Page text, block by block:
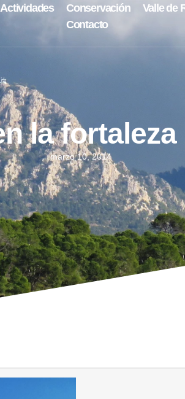
Actividades Conservación Valle de
Contacto
la
marzo 10, 2014